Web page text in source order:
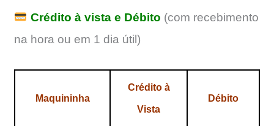
Crédito à vista e Débito (com recebimento
na hora ou em 1 dia útil)
Maquininha
Crédito à
Vista
Débito